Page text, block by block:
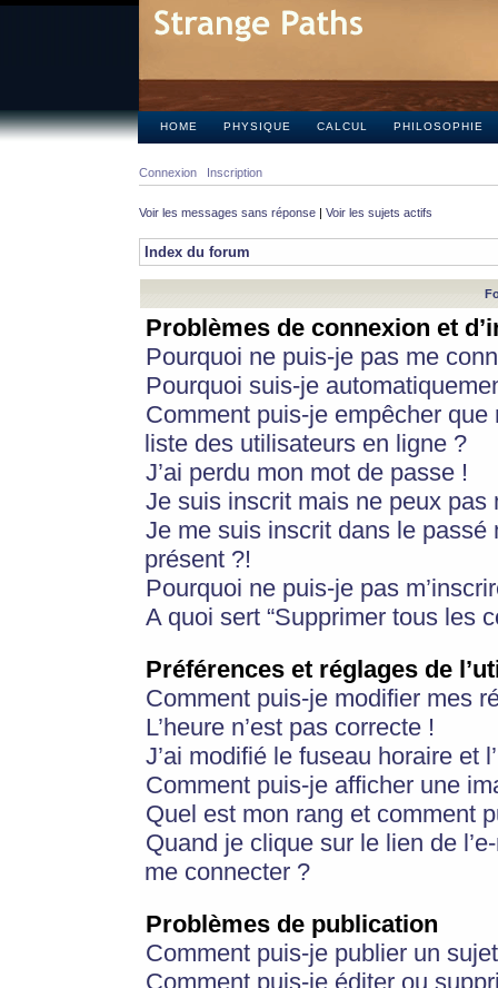
HOME PHYSIQUE CALCUL PHILOSOPHIE
Connexion Inscription
Voir les messages sans réponse | Voir les sujets actifs
Index du forum
Problèmes de connexion et
Pourquoi ne puis-je pas me
Pourquoi suis-je
Comment puis-je empêcher
liste des utilisateurs en ligne ?
J’ai perdu mon mot de passe !
Je suis inscrit mais ne peux pas
Je me suis inscrit dans le
présent ?!
Pourquoi ne puis-je pas
A quoi sert “Supprimer tous les
Préférences et réglages de
Comment puis-je modifier mes
L’heure n’est pas correcte !
J’ai modifié le fuseau horaire et
Comment puis-je afficher une
Quel est mon rang et comment
Quand je clique sur le lien de
me connecter ?
Problèmes de publication
Comment puis-je publier un
Comment puis-je éditer ou